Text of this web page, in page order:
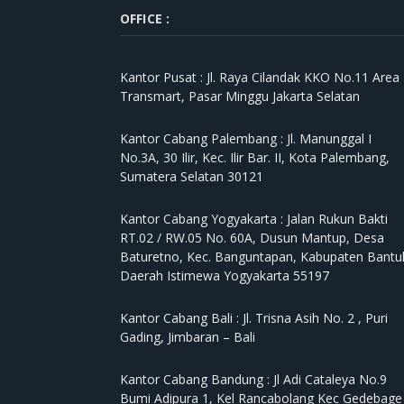
OFFICE :
Kantor Pusat : Jl. Raya Cilandak KKO No.11 Area
Transmart, Pasar Minggu Jakarta Selatan
Kantor Cabang Palembang : Jl. Manunggal I
No.3A, 30 Ilir, Kec. Ilir Bar. II, Kota Palembang,
Sumatera Selatan 30121
Kantor Cabang Yogyakarta : Jalan Rukun Bakti
RT.02 / RW.05 No. 60A, Dusun Mantup, Desa
Baturetno, Kec. Banguntapan, Kabupaten
Daerah Istimewa Yogyakarta 55197
Kantor Cabang Bali : Jl. Trisna Asih No. 2 , Puri
Gading, Jimbaran – Bali
Kantor Cabang Bandung : Jl Adi Cataleya No.9
Bumi Adipura 1, Kel Rancabolang Kec